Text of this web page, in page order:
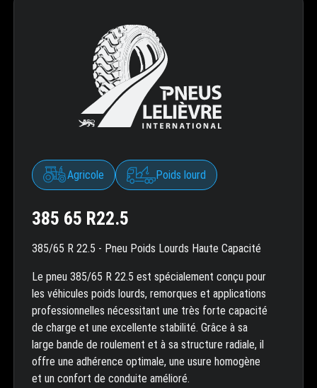
Agricole Poids lourd
385 65 R22.5
385/65 R 22.5 - Pneu Poids Lourds Haute Capacité
Le pneu 385/65 R 22.5 est spécialement conçu pour
les véhicules poids lourds, remorques et applications
professionnelles nécessitant une très forte capacité
de charge et une excellente stabilité. Grâce à sa
large bande de roulement et à sa structure radiale, il
offre une adhérence optimale, une usure homogène
et un confort de conduite amélioré.